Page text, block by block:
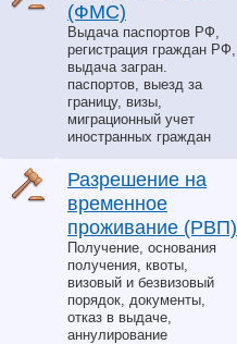
(ФМС)
Выдача паспортов РФ,
регистрация граждан РФ,
выдача загран.
паспортов, выезд за
границу, визы,
миграционный учет
иностранных граждан
Разрешение на
временное
проживание (РВП)
Получение, основания
получения, квоты,
визовый и безвизовый
порядок, документы,
отказ в выдаче,
аннулирование